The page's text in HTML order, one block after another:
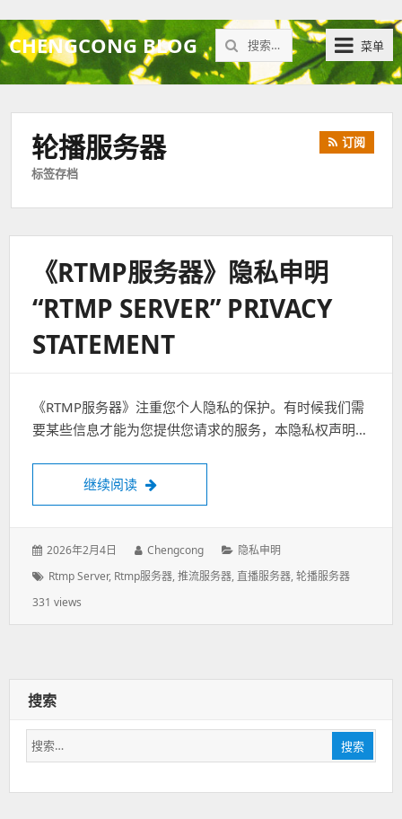
CHENGCONG BLOG
搜
索：
菜单
轮播服务器
标签存档
订阅
《RTMP服务器》隐私申明
“RTMP SERVER” PRIVACY
STATEMENT
《RTMP服务器》注重您个人隐私的保护。有时候我们需
要某些信息才能为您提供您请求的服务，本隐私权声明…
继续阅读 《RTMP服务器》隐私申明“RTMP Server”
发
于：
2026年2月4日
作
者：
Chengcong
分
类：
隐私申明
标
Rtmp Server, Rtmp服务器,推流服务器, 直播服务器,轮播服务器
331 views
搜索
搜
索：
搜索